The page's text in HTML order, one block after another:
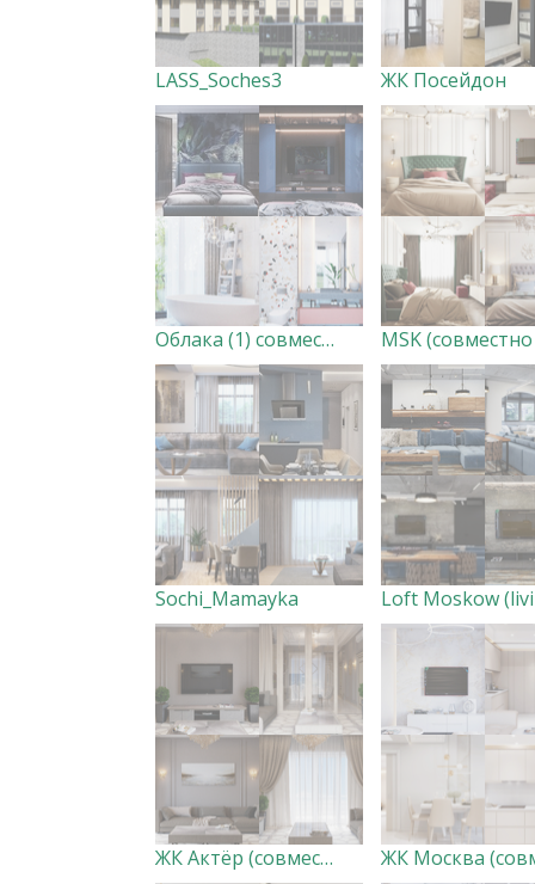
LASS_Soches3 ЖК Посейдон
Облака (1) совместно с дизайн студией Bascoy
Sochi_Mamayka
ЖК Актёр (совместно с дизайн-студией Creazon)